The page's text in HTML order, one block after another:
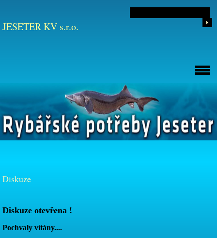
JESETER KV s.r.o.
Diskuze
Diskuze otevřena !
Pochvaly vítány....